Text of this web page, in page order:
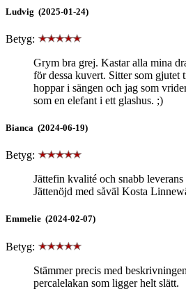
Ludvig (2025-01-24)
Betyg:
Grym bra grej. Kastar alla mina
för dessa kuvert. Sitter som gjutet
hoppar i sängen och jag som
som en elefant i ett glashus. ;)
Bianca (2024-06-19)
Betyg:
Jättefin kvalité och snabb leverans
Jättenöjd med såväl Kosta
Emmelie (2024-02-07)
Betyg:
Stämmer precis med
percalelakan som ligger helt slätt.